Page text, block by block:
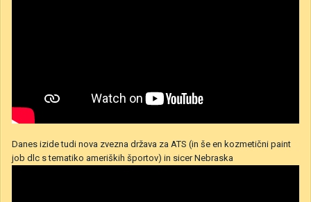
Danes izide tudi nova zvezna država za ATS (in še en kozmetični paint
job dlc s tematiko ameriških športov) in sicer Nebraska